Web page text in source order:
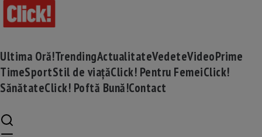
Ultima Oră!TrendingActualitateVedeteVideoPrime
TimeSportStil de viațăClick! Pentru FemeiClick!
SănătateClick! Poftă Bună!Contact